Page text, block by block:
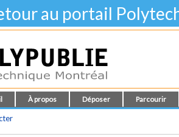
au portail
À propos Déposer Parcourir